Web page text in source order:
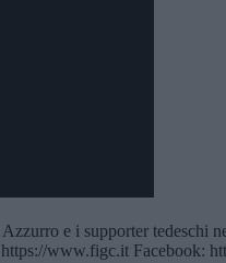
e i supporter tedeschi
www.figc.it​​​​ Facebook: